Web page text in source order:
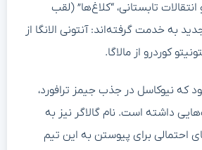
تابستانی، “کلاغ‌ها” (لقب
به خدمت گرفته‌اند: آنتونی الانگا از
کوردرو از مالاگا.
که نیوکاسل در جذب جیمز ترافورد،
داشته است. نام گالاگر نیز به
احتمالی برای پیوستن به این تیم